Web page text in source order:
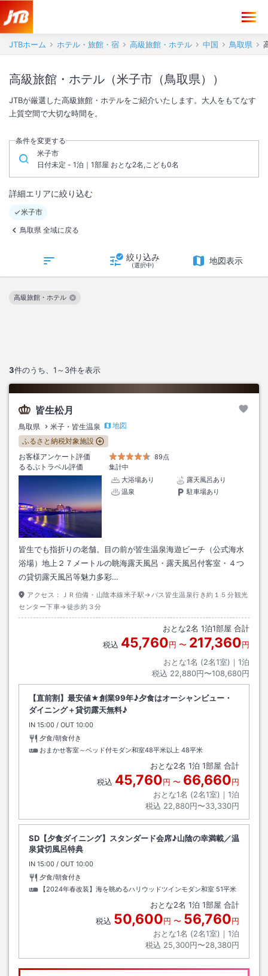
JTBホーム ホテル・旅館・宿 高級旅館・ホテル 中国 鳥取県
高級旅館・ホテル（米子市（鳥取県））
JTBが厳選した高級旅館・ホテルをご紹介いたします。大人をもてなす
上質空間で大切な時間を。
条件を変更する
米子市
日付未定 - 1泊｜1部屋 おとな2名,こども0名
詳細エリアに絞り込む
米子市
鳥取県 全域に戻る
絞り込み
(選択中) 地図表示
3件のうち、 1～3件を表示
高級旅館・ホテル
この絞り込み条件を解除
皆生松月
鳥取県 米子・皆生温泉
地図
ふるさと納税対象施設
お客様アンケート評価
89点
るるぶトラベル評価
集計中
大浴場あり
露天風呂あり
温泉
駐車場あり
皆生でも指折りの老舗。目の前が皆生温泉海遊ビーチ（公式海水
浴場）地上２７メートルの眺海露天風呂・露天風呂付客室・４つ
の貸切露天風呂等魅力多彩…
アクセス：
ＪＲ伯備・山陰本線米子駅→バス皆生温泉行き約１５分観光
センター下車→徒歩約３分
おとな2名 1泊1部屋 合計
税込 45,760円 〜 217,360円
おとな1名 (2名1室)｜ 1泊
税込 22,880円〜108,680円
【直前割】最安値★創業99年♪夕食はオーシャンビュー・
ダイニング＋貸切露天無料♪
IN チェックイン
15:00 / OUT チェックアウト
10:00
夕食/朝食付き
おまかせ客室～ベッド付モダン和室48平米以上 48平米
おとな2名 1泊 1部屋 合計
税込 45,760円 〜 66,660円
おとな1名 (2名1室)｜ 1泊
税込 22,880円〜33,330円
SD【夕食ダイニング】スタンダード会席♪山陰の幸満載／温
泉貸切風呂特典
IN チェックイン
15:00 / OUT チェックアウト
10:00
夕食/朝食付き
【2024年春改装】海を眺めるハリウッドツインモダン和室 51平米
おとな2名 1泊 1部屋 合計
税込 50,600円 〜 56,760円
おとな1名 (2名1室)｜ 1泊
税込 25,300円〜28,380円